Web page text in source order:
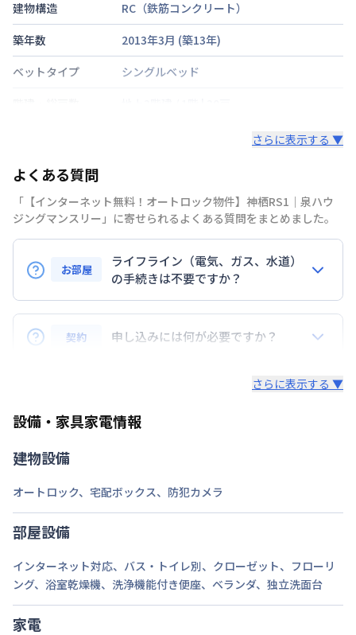
建物構造
RC（鉄筋コンクリート）
築年数
2013年3月 (築13年)
ベットタイプ
シングルベッド
部屋の向き
禁煙・喫煙
定員
1名
駐車場
期間を指定して契約可能
さらに表示する ▼
よくある質問
「【インターネット無料！オートロック物件】神栖RS1｜泉ハウ
ジングマンスリー」に寄せられるよくある質問をまとめました。
お部屋
ライフライン（電気、ガス、水道）
の手続きは不要ですか？
はい。一切不要で入居後すぐにご利用いただけます！
料金も安心の定額制で、毎月の使用量や金額を気にす
る必要はありません（通常のご利用の場合）。
契約 申し込みには何が必要ですか？
ー、名刺
記簿謄本のコピー、入居者様の身分証明書のコピー、
身分証明書として認められるものは、運転免許証・パ
スポート・健康保険証などの公的身分証明書(原則、
その他必要が生じた場合には追加で書類をお願いする
場合があります。
さらに表示する ▼
設備・家具家電情報
建物設備
オートロック、 宅配ボックス、 防犯カメラ
部屋設備
インターネット対応、 バス・トイレ別、 クローゼット、 フローリ
ング、 浴室乾燥機、 洗浄機能付き便座、 ベランダ、 独立洗面台
家電